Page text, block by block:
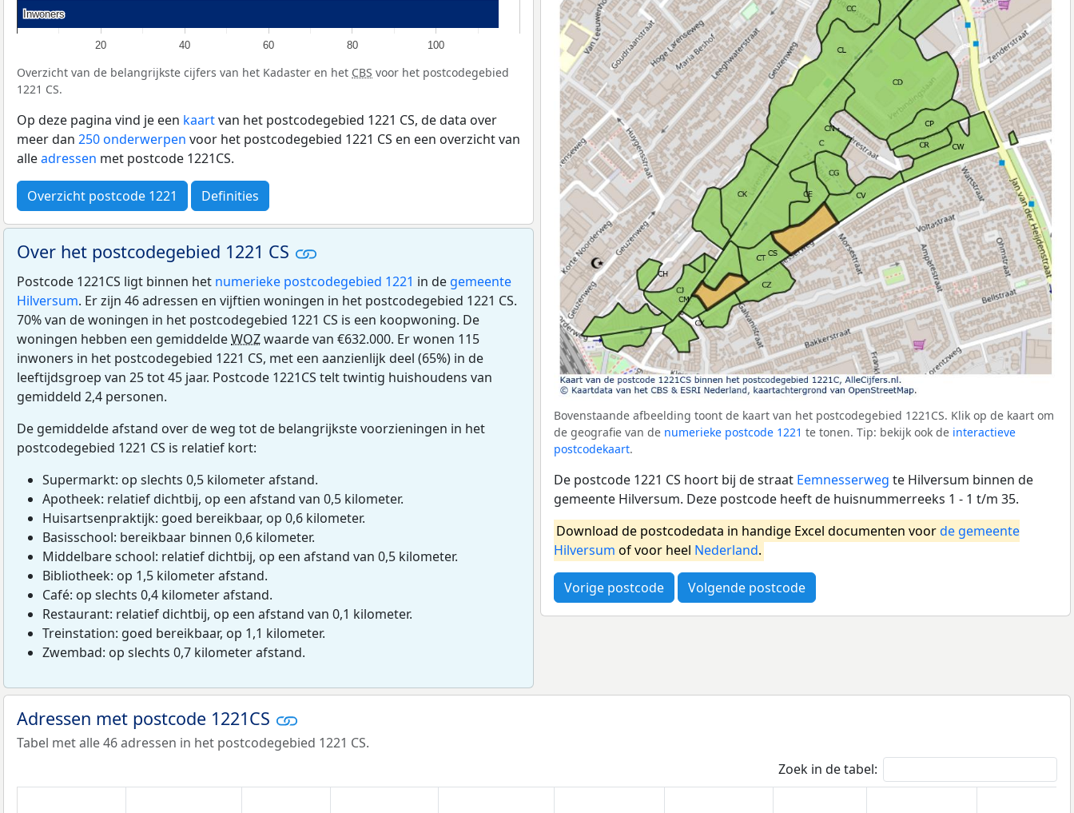
20 40 60 80 100
Inwoners
Inwoners
Overzicht van de belangrijkste cijfers van het Kadaster en het CBS voor het postcodegebied
1221 CS.
Op deze pagina vind je een kaartvan het postcodegebied 1221 CS, de data over
meer dan 250 onderwerpen voor het postcodegebied 1221 CS en een overzicht van
alleadressen met postcode 1221CS.
Overzicht postcode 1221 Definities
Over het postcodegebied 1221 CS
Postcode 1221CS ligt binnen het numerieke postcodegebied 1221 in de gemeente
Hilversum. Er zijn 46 adressen en vijftien woningen in het postcodegebied 1221 CS.
70% van de woningen in het postcodegebied 1221 CS is een koopwoning. De
woningen hebben een gemiddeldeWOZwaarde van €632.000. Er wonen 115
inwoners in het postcodegebied 1221 CS, met een aanzienlijk deel (65%) in de
leeftijdsgroep van 25 tot 45 jaar. Postcode 1221CS telt twintig huishoudens van
gemiddeld 2,4 personen.
De gemiddelde afstand over de weg tot de belangrijkste voorzieningen in het
postcodegebied 1221 CS is relatief kort:
Supermarkt: op slechts 0,5 kilometer afstand.
Apotheek: relatief dichtbij, op een afstand van 0,5 kilometer.
Huisartsenpraktijk: goed bereikbaar, op 0,6 kilometer.
Basisschool: bereikbaar binnen 0,6 kilometer.
Middelbare school: relatief dichtbij, op een afstand van 0,5 kilometer.
Bibliotheek: op 1,5 kilometer afstand.
Café: op slechts 0,4 kilometer afstand.
Restaurant: relatief dichtbij, op een afstand van 0,1 kilometer.
Treinstation: goed bereikbaar, op 1,1 kilometer.
Zwembad: op slechts 0,7 kilometer afstand.
Bovenstaande afbeelding toont de kaart van het postcodegebied 1221CS. Klik op de kaart om
de geografie van de numerieke postcode 1221 te tonen. Tip: bekijk ook de interactieve
postcodekaart.
De postcode 1221 CS hoort bij de straat Eemnesserweg te Hilversum binnen de
gemeente Hilversum. Deze postcode heeft de huisnummerreeks 1 - 1 t/m 35.
Download de postcodedata in handige Excel documenten voorde gemeente
Hilversum of voor heel Nederland.
Vorige postcode Volgende postcode
Adressen met postcode 1221CS
Tabel met alle 46 adressen in het postcodegebied 1221 CS.
Zoek in de tabel: